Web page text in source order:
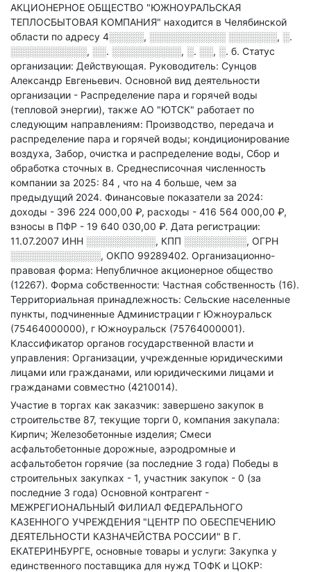
АКЦИОНЕРНОЕ ОБЩЕСТВО "ЮЖНОУРАЛЬСКАЯ
ТЕПЛОСБЫТОВАЯ КОМПАНИЯ" находится в Челябинской
области по адресу 4░░░░░, ░░░░░░░░░░░ ░░░░░░░, ░.
░░░░░░░░░░░, ░░. ░░░░░░░░░░, ░. ░░, ░. б. Статус
организации: Действующая. Руководитель: Сунцов
Александр Евгеньевич. Основной вид деятельности
организации - Распределение пара и горячей воды
(тепловой энергии), также АО "ЮТСК" работает по
следующим направлениям: Производство, передача и
распределение пара и горячей воды; кондиционирование
воздуха, Забор, очистка и распределение воды, Сбор и
обработка сточных в. Среднесписочная численность
компании за 2025: 84 , что на 4 больше, чем за
предыдущий 2024. Финансовые показатели за 2024:
доходы - 396 224 000,00 ₽, расходы - 416 564 000,00 ₽,
взносы в ПФР - 19 640 030,00 ₽. Дата регистрации:
11.07.2007 ИНН ░░░░░░░░░░, КПП ░░░░░░░░░, ОГРН
░░░░░░░░░░░░░, ОКПО 99289402. Организационно-
правовая форма: Непубличное акционерное общество
(12267). Форма собственности: Частная собственность (16).
Территориальная принадлежность: Сельские населенные
пункты, подчиненные Администрации г Южноуральск
(75464000000), г Южноуральск (75764000001).
Классификатор органов государственной власти и
управления: Организации, учрежденные юридическими
лицами или гражданами, или юридическими лицами и
гражданами совместно (4210014).
Участие в торгах как заказчик: завершено закупок в
строительстве 87, текущие торги 0, компания закупала:
Кирпич; Железобетонные изделия; Смеси
асфальтобетонные дорожные, аэродромные и
асфальтобетон горячие (за последние 3 года) Победы в
строительных закупках - 1, участник закупок - 0 (за
последние 3 года) Основной контрагент -
МЕЖРЕГИОНАЛЬНЫЙ ФИЛИАЛ ФЕДЕРАЛЬНОГО
КАЗЕННОГО УЧРЕЖДЕНИЯ "ЦЕНТР ПО ОБЕСПЕЧЕНИЮ
ДЕЯТЕЛЬНОСТИ КАЗНАЧЕЙСТВА РОССИИ" В Г.
ЕКАТЕРИНБУРГЕ, основные товары и услуги: Закупка у
единственного поставщика для нужд ТОФК и ЦОКР: